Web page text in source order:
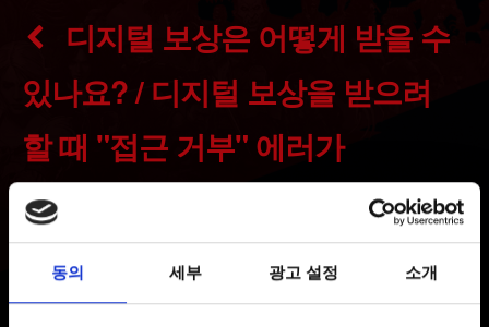
동의 세부 광고 설정 소개
디지털 보상은 어떻게 받을 수
있나요? / 디지털 보상을 받으려
할 때 "접근 거부" 에러가
발생합니다
최신 2 년 전 갱신 1 년 전